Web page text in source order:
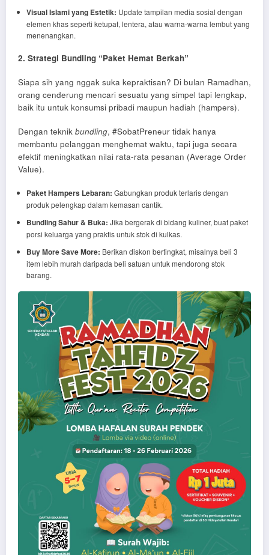
Visual Islami yang Estetik: Update tampilan media sosial dengan
elemen khas seperti ketupat, lentera, atau warna-warna lembut yang
menenangkan.
2. Strategi Bundling “Paket Hemat Berkah”
Siapa sih yang nggak suka kepraktisan? Di bulan Ramadhan,
orang cenderung mencari sesuatu yang simpel tapi lengkap,
baik itu untuk konsumsi pribadi maupun hadiah (hampers).
Dengan teknik bundling, #SobatPreneur tidak hanya
membantu pelanggan menghemat waktu, tapi juga secara
efektif meningkatkan nilai rata-rata pesanan (Average Order
Value).
Paket Hampers Lebaran: Gabungkan produk terlaris dengan
produk pelengkap dalam kemasan cantik.
Bundling Sahur & Buka: Jika bergerak di bidang kuliner, buat paket
porsi keluarga yang praktis untuk stok di kulkas.
Buy More Save More: Berikan diskon bertingkat, misalnya beli 3
item lebih murah daripada beli satuan untuk mendorong stok
barang.